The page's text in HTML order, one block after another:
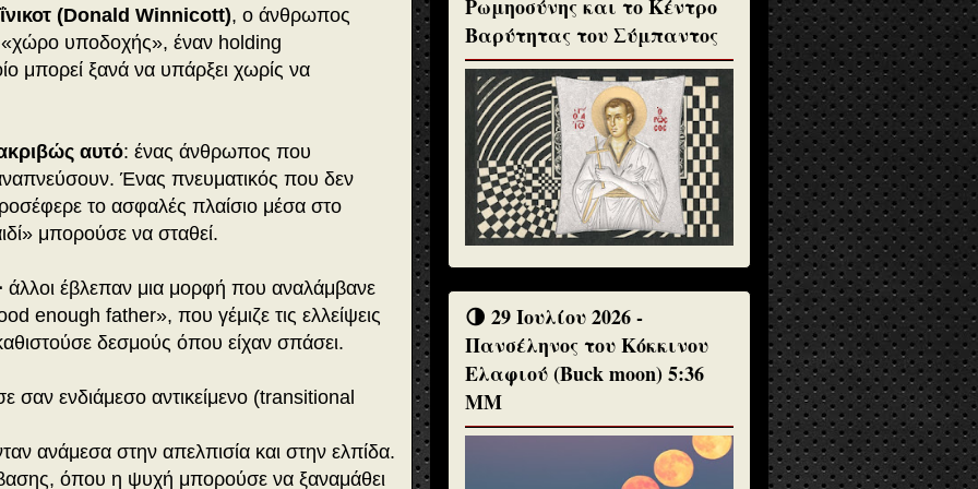
(Donald Winnicott), ο άνθρωπος
υποδοχής», έναν holding
μπορεί ξανά να υπάρξει χωρίς να
αυτό: ένας άνθρωπος που
Ένας πνευματικός που δεν
το ασφαλές πλαίσιο μέσα στο
μπορούσε να σταθεί.
άλλοι έβλεπαν μια μορφή που αναλάμβανε
enough father», που γέμιζε τις ελλείψεις
δεσμούς όπου είχαν σπάσει.
σαν ενδιάμεσο αντικείμενο (transitional
ανάμεσα στην απελπισία και στην ελπίδα.
όπου η ψυχή μπορούσε να ξαναμάθει
Ρωμηοσύνης και το Κέντρο
Βαρύτητας του Σύμπαντος
🌗 29 Ιουλίου 2026 -
Πανσέληνος του Κόκκινου
Ελαφιού (Buck moon) 5:36
ΜΜ